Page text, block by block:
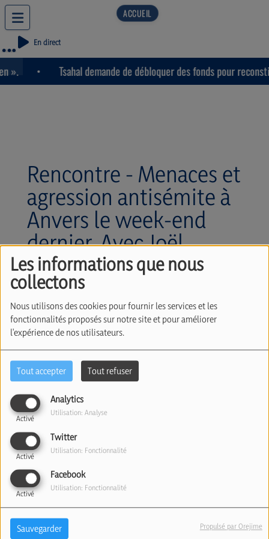
Les informations que nous
collectons
Nous utilisons des cookies pour fournir les services et les
fonctionnalités proposés sur notre site et pour améliorer
l'expérience de nos utilisateurs.
Tout accepter Tout refuser
Analytics
Activé
Utilisation: Analyse
Twitter
Activé
Utilisation: Fonctionnalité
Facebook
Activé
Utilisation: Fonctionnalité
Sauvegarder Propulsé par Orejime
En direct
». Tsahal demande de débloquer des fonds pour
Rencontre - Menaces et
agression antisémite à
Anvers le week-end
dernier. Avec Joël
Geimener (20/08/2025)
20 août 2025
Écouter le podcast
Menaces et agression antisémite à Anvers le week-
end dernier.
Joël Geimener, propriétaire de la brasserie "Den
artist" à Anvers, a été victime de menaces et